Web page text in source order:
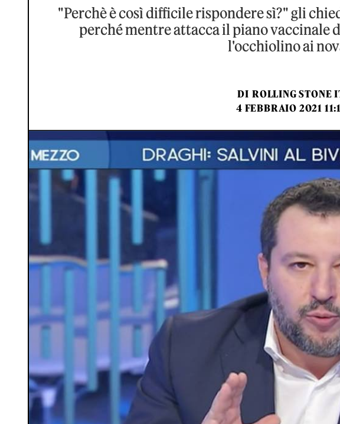
"Perchè è così difficile rispondere sì?" gli
perché mentre attacca il piano vaccinale
l'occhiolino ai
DI ROLLING STONE
4 FEBBRAIO 2021